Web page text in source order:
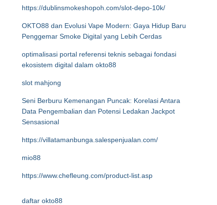
https://dublinsmokeshopoh.com/slot-depo-10k/
OKTO88 dan Evolusi Vape Modern: Gaya Hidup Baru
Penggemar Smoke Digital yang Lebih Cerdas
optimalisasi portal referensi teknis sebagai fondasi
ekosistem digital dalam okto88
slot mahjong
Seni Berburu Kemenangan Puncak: Korelasi Antara
Data Pengembalian dan Potensi Ledakan Jackpot
Sensasional
https://villatamanbunga.salespenjualan.com/
mio88
https://www.chefleung.com/product-list.asp
daftar okto88